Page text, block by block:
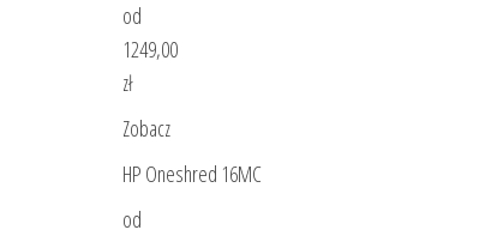
od
1249,00
zł
Zobacz
HP Oneshred 16MC
od